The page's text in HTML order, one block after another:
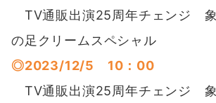
TV通販出演25周年チェンジ 象
の足クリームスペシャル
◎2023/12/5 10：00
TV通販出演25周年チェンジ 象